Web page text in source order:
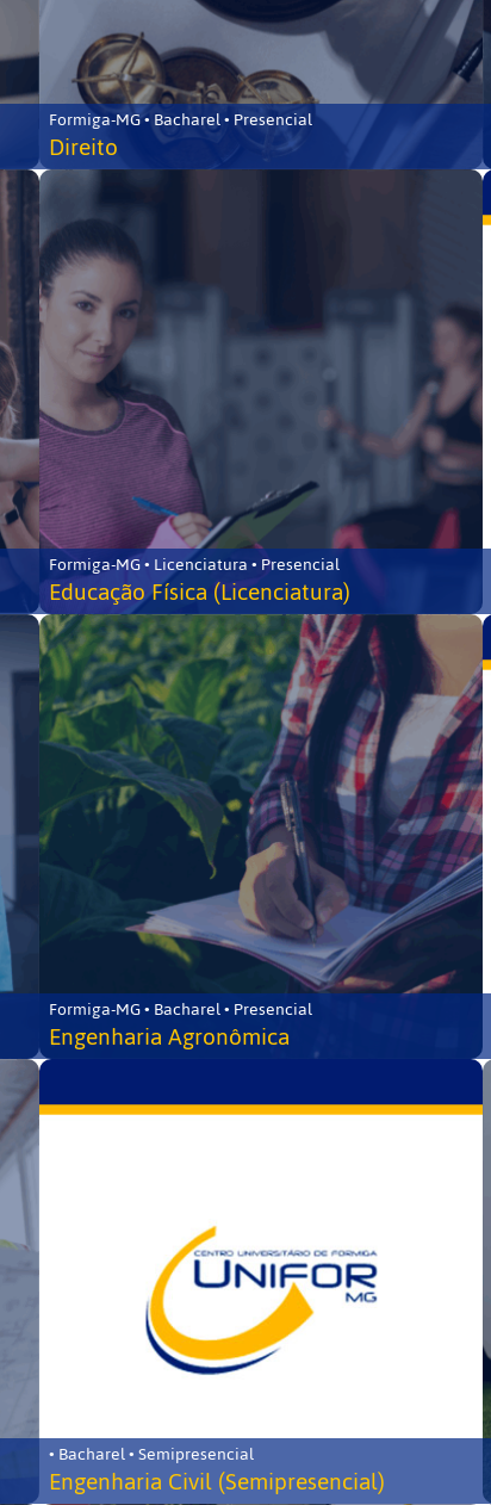
Formiga-MG • Bacharel • Presencial
Direito
Formiga-MG • Licenciatura • Presencial
Educação Física (Licenciatura)
Formiga-MG • Bacharel • Presencial
Engenharia Agronômica
• Bacharel • Semipresencial
Engenharia Civil (Semipresencial)